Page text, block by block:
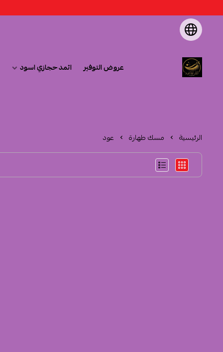
متجر اثمد الهاشميةعروض التوفير اثمد حجازي اسود
الرئيسية مسك طهارة عود